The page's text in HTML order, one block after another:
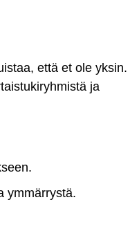
että et ole yksin.
ja
ymmärrystä.